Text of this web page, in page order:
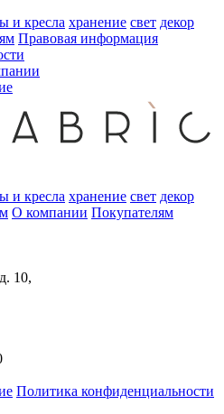
и кресла хранение свет декор
Правовая информация
и кресла хранение свет декор
О компании Покупателям
10,
Политика конфиденциальности